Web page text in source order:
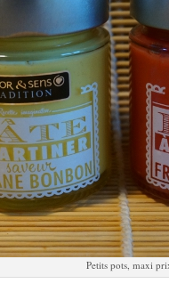
Petits pots, maxi